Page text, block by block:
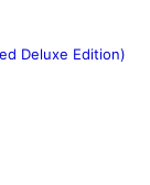
Deluxe Edition)